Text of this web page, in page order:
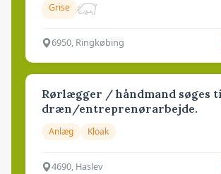
Grise
6950, Ringkøbing
Rørlægger / håndmand søges
dræn/entreprenørarbejde.
Anlæg Kloak
4690, Haslev